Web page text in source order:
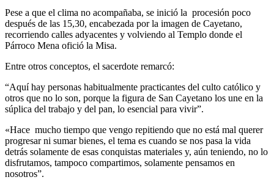
Pese a que el clima no acompañaba, se inició la procesión poco
después de las 15,30, encabezada por la imagen de Cayetano,
recorriendo calles adyacentes y volviendo al Templo donde el
Párroco Mena ofició la Misa.
Entre otros conceptos, el sacerdote remarcó:
“Aquí hay personas habitualmente practicantes del culto católico y
otros que no lo son, porque la figura de San Cayetano los une en la
súplica del trabajo y del pan, lo esencial para vivir”.
«Hace mucho tiempo que vengo repitiendo que no está mal querer
progresar ni sumar bienes, el tema es cuando se nos pasa la vida
detrás solamente de esas conquistas materiales y, aún teniendo, no lo
disfrutamos, tampoco compartimos, solamente pensamos en
nosotros”.